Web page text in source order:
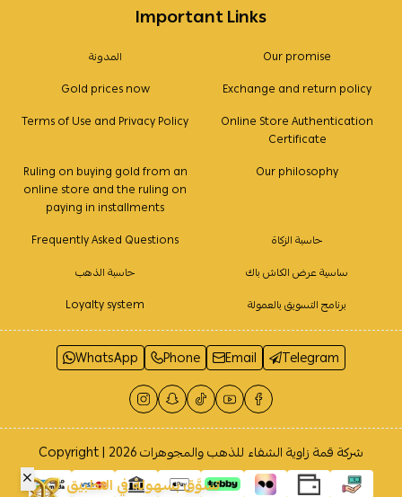
Important Links
المدونة
Our promise
Gold prices now
Exchange and return policy
Terms of Use and Privacy Policy
Online Store Authentication
Certificate
Ruling on buying gold from an
online store and the ruling on
paying in installments
Our philosophy
Frequently Asked Questions
حاسبة الزكاة
حاسبة الذهب
ساسية عرض الكاش باك
Loyalty system
برنامج التسويق بالعمولة
WhatsApp Phone Email Telegram
Copyright | 2026شركة قمة زاوية الشفاء للذهب والمجوهرات
تسوَّق بسهولة في التطبيق